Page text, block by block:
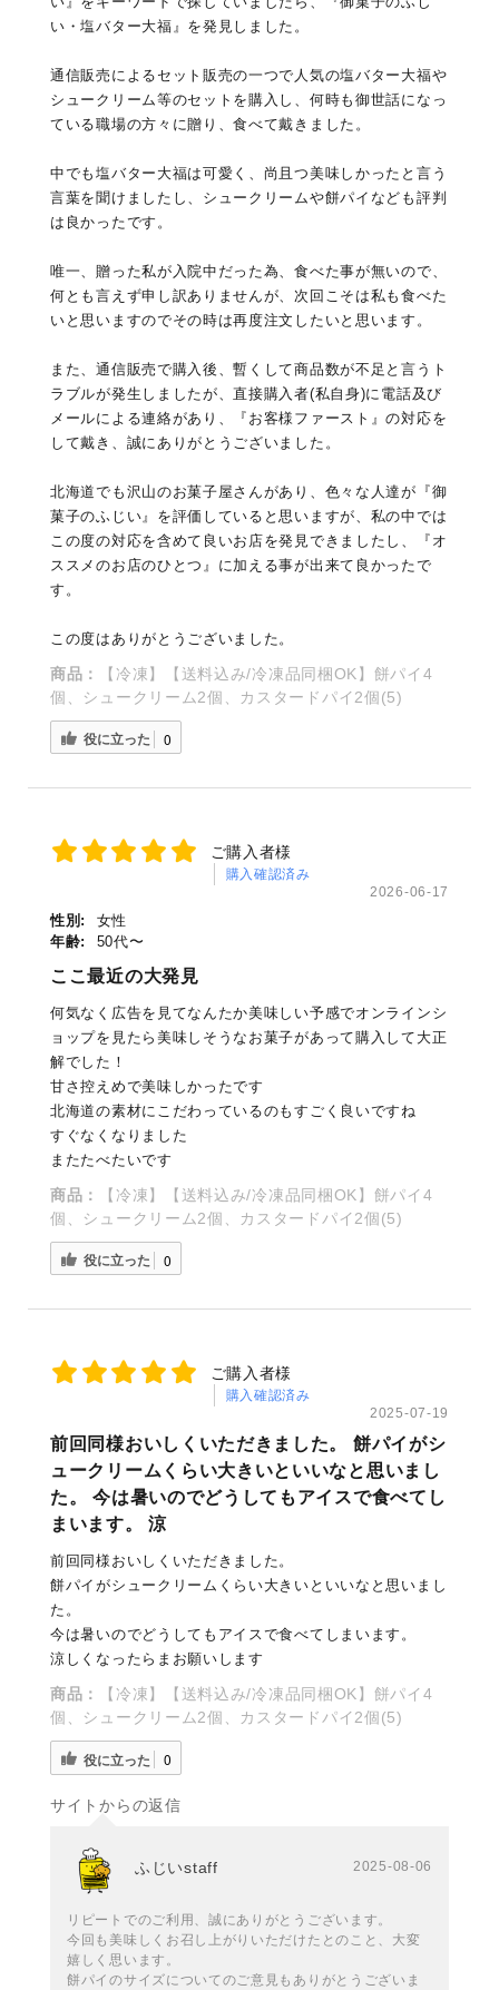
い・塩バター大福』を発見しました。
通信販売によるセット販売の一つで人気の塩バター大福や
シュークリーム等のセットを購入し、何時も御世話になっ
ている職場の方々に贈り、食べて戴きました。
中でも塩バター大福は可愛く、尚且つ美味しかったと言う
言葉を聞けましたし、シュークリームや餅パイなども評判
は良かったです。
唯一、贈った私が入院中だった為、食べた事が無いので、
何とも言えず申し訳ありませんが、次回こそは私も食べた
いと思いますのでその時は再度注文したいと思います。
また、通信販売で購入後、暫くして商品数が不足と言うト
ラブルが発生しましたが、直接購入者(私自身)に電話及び
メールによる連絡があり、『お客様ファースト』の対応を
して戴き、誠にありがとうございました。
北海道でも沢山のお菓子屋さんがあり、色々な人達が『御
菓子のふじい』を評価していると思いますが、私の中では
この度の対応を含めて良いお店を発見できましたし、『オ
ススメのお店のひとつ』に加える事が出来て良かったで
す。
この度はありがとうございました。
商品：
【冷凍】【送料込み/冷凍品同梱OK】餅パイ4
個、シュークリーム2個、カスタードパイ2個(5)
役に立った 0
ご購入者様
購入確認済み
2026-06-17
性別:
女性
年齢:
50代〜
ここ最近の大発見
何気なく広告を見てなんたか美味しい予感でオンラインシ
ョップを見たら美味しそうなお菓子があって購入して大正
解でした！
甘さ控えめで美味しかったです
北海道の素材にこだわっているのもすごく良いですね
すぐなくなりました
またたべたいです
商品：
【冷凍】【送料込み/冷凍品同梱OK】餅パイ4
個、シュークリーム2個、カスタードパイ2個(5)
役に立った 0
ご購入者様
購入確認済み
2025-07-19
前回同様おいしくいただきました。 餅パイがシ
ュークリームくらい大きいといいなと思いまし
た。 今は暑いのでどうしてもアイスで食べてし
まいます。 涼
前回同様おいしくいただきました。
餅パイがシュークリームくらい大きいといいなと思いまし
た。
今は暑いのでどうしてもアイスで食べてしまいます。
涼しくなったらまお願いします
商品：
【冷凍】【送料込み/冷凍品同梱OK】餅パイ4
個、シュークリーム2個、カスタードパイ2個(5)
役に立った 0
サイトからの返信
ふじいstaff 2025-08-06
リピートでのご利用、誠にありがとうございます。
今回も美味しくお召し上がりいただけたとのこと、大変
嬉しく思います。
餅パイのサイズについてのご意見もありがとうございま